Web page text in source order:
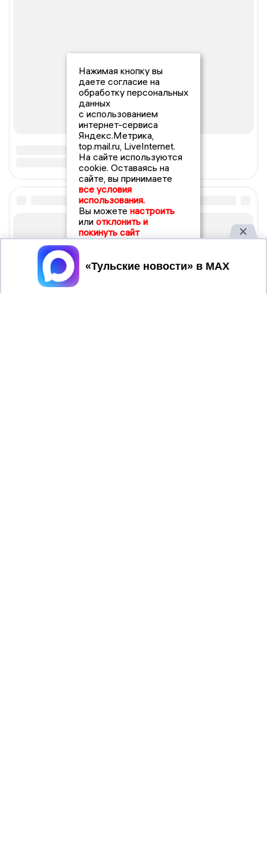
Нажимая кнопку вы
даете согласие на
обработку персональных
данных
с использованием
интернет-сервиса
Яндекс.Метрика,
top.mail.ru, LiveInternet.
На сайте используются
cookie. Оставаясь на
сайте, вы принимаете
все условия
использования.
Вы можете настроить
или отклонить и
покинуть сайт
Принять